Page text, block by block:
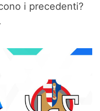
i precedenti?